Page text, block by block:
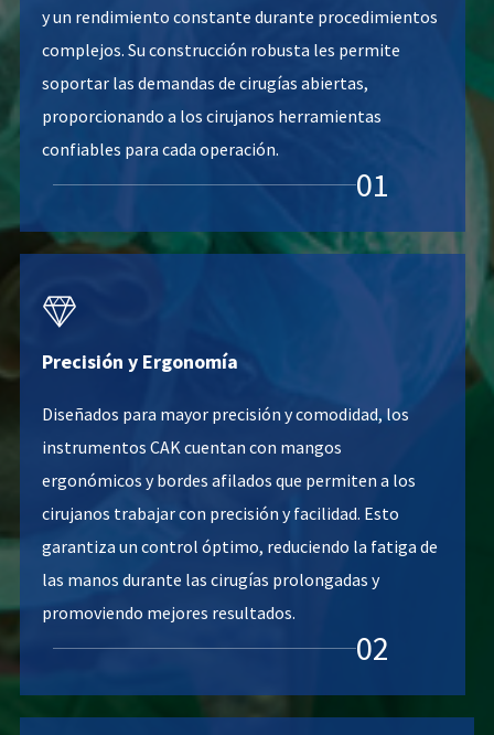
y un rendimiento constante durante procedimientos
complejos. Su construcción robusta les permite
soportar las demandas de cirugías abiertas,
proporcionando a los cirujanos herramientas
confiables para cada operación.
01

Precisión y Ergonomía
Diseñados para mayor precisión y comodidad, los
instrumentos CAK cuentan con mangos
ergonómicos y bordes afilados que permiten a los
cirujanos trabajar con precisión y facilidad. Esto
garantiza un control óptimo, reduciendo la fatiga de
las manos durante las cirugías prolongadas y
promoviendo mejores resultados.
02